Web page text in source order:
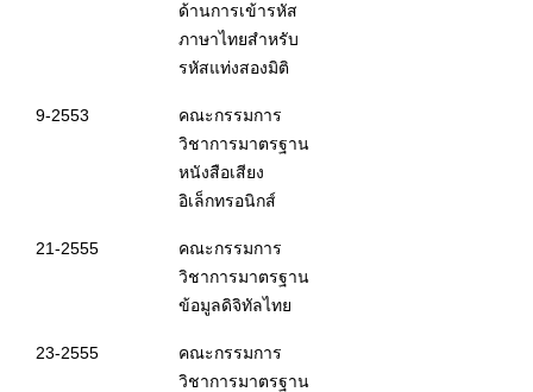
ด้านการเข้ารหัส
ภาษาไทยสำหรับ
รหัสแท่งสองมิติ
9-2553
คณะกรรมการ
วิชาการมาตรฐาน
หนังสือเสียง
อิเล็กทรอนิกส์
21-2555
คณะกรรมการ
วิชาการมาตรฐาน
ข้อมูลดิจิทัลไทย
23-2555
คณะกรรมการ
วิชาการมาตรฐาน